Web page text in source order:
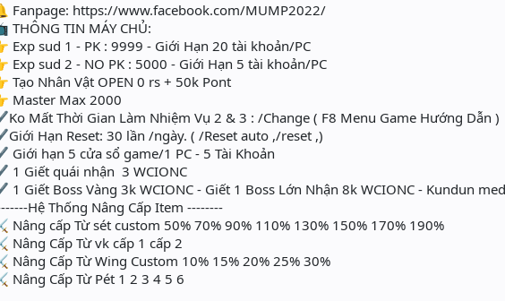
Fanpage: https://www.facebook.com/MUMP2022/
THÔNG TIN MÁY CHỦ:
Exp sud 1 - PK : 9999 - Giới Hạn 20 tài khoản/PC
Exp sud 2 - NO PK : 5000 - Giới Hạn 5 tài khoản/PC
Tạo Nhân Vật OPEN 0 rs + 50k Pont
Master Max 2000
Mất Thời Gian Làm Nhiệm Vụ 2 & 3 : /Change ( F8 Menu Game Hướng Dẫn )
Hạn Reset: 30 lần /ngày. ( /Reset auto ,/reset ,)
Giới hạn 5 cửa sổ game/1 PC - 5 Tài Khoản
1 Giết quái nhận 3 WCIONC
1 Giết Boss Vàng 3k WCIONC - Giết 1 Boss Lớn Nhận 8k WCIONC - Kundun
Hệ Thống Nâng Cấp Item --------
Nâng cấp Từ sét custom 50% 70% 90% 110% 130% 150% 170% 190%
Nâng Cấp Từ vk cấp 1 cấp 2
Nâng Cấp Từ Wing Custom 10% 15% 20% 25% 30%
Nâng Cấp Từ Pét 1 2 3 4 5 6